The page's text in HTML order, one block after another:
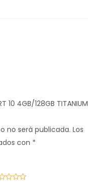
10 4GB/128GB TITANIUM
no será publicada. Los
con *